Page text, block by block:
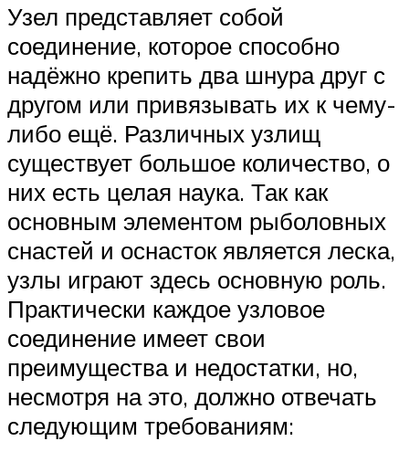
Узел представляет собой
соединение, которое способно
надёжно крепить два шнура друг с
другом или привязывать их к чему-
либо ещё. Различных узлищ
существует большое количество, о
них есть целая наука. Так как
основным элементом рыболовных
снастей и оснасток является леска,
узлы играют здесь основную роль.
Практически каждое узловое
соединение имеет свои
преимущества и недостатки, но,
несмотря на это, должно отвечать
следующим требованиям: